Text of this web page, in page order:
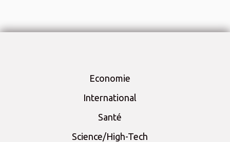
Economie
International
Santé
Science/High-Tech